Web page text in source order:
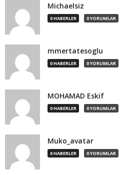
Michaelsiz
0 HABERLER 0 YORUMLAR
mmertatesoglu
0 HABERLER 0 YORUMLAR
MOHAMAD Eskif
0 HABERLER 0 YORUMLAR
Muko_avatar
0 HABERLER 0 YORUMLAR